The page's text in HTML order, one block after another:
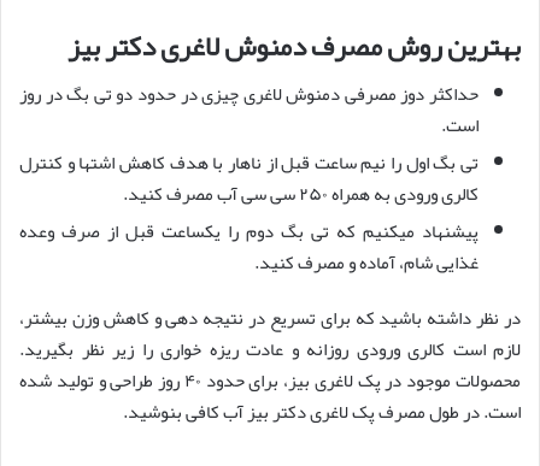
بهترین روش مصرف دمنوش لاغری دکتر بیز
حداکثر دوز مصرفی دمنوش لاغری چیزی در حدود دو تی بگ در روز
است.
تی بگ اول را نیم ساعت قبل از ناهار با هدف کاهش اشتها و کنترل
کالری ورودی به همراه ۲۵۰ سی سی آب مصرف کنید.
پیشنهاد میکنیم که تی بگ دوم را یکساعت قبل از صرف وعده
غذایی شام، آماده و مصرف کنید.
در نظر داشته باشید که برای تسریع در نتیجه دهی و کاهش وزن بیشتر،
لازم است کالری ورودی روزانه و عادت ریزه خواری را زیر نظر بگیرید.
محصولات موجود در پک لاغری بیز، برای حدود ۴۰ روز طراحی و تولید شده
است. در طول مصرف پک لاغری دکتر بیز آب کافی بنوشید.